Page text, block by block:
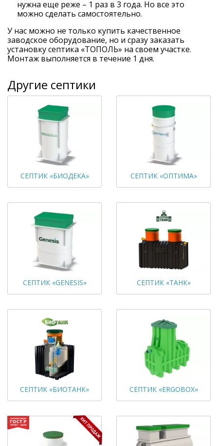
нужна еще реже – 1 раз в 3 года. Но все это
можно сделать самостоятельно.
У нас можно не только купить качественное
заводское оборудование, но и сразу заказать
установку септика «ТОПОЛЬ» на своем участке.
Монтаж выполняется в течение 1 дня.
Другие септики
СЕПТИК «БИОДЕКА» СЕПТИК «ОПТИМА»
СЕПТИК «GENESIS» СЕПТИК «ТАНК»
СЕПТИК «БИОТАНК» СЕПТИК «ERGOBOX»